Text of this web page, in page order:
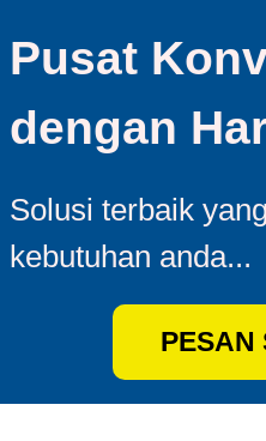
Pusat
dengan
Solusi terbaik
kebutuhan anda...
PESAN